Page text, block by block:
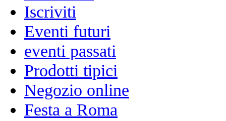
Iscriviti
Eventi futuri
eventi passati
Prodotti tipici
Negozio online
Festa a Roma